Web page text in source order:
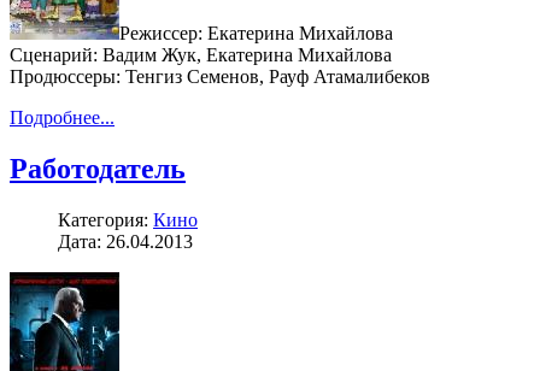
Режиссер: Екатерина Михайлова
Сценарий: Вадим Жук, Екатерина Михайлова
Продюссеры: Тенгиз Семенов, Рауф Атамалибеков
Подробнее...
Работодатель
Категория: Кино
Дата: 26.04.2013